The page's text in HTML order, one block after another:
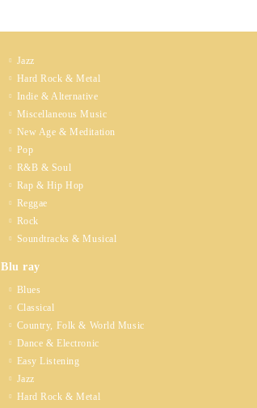
Jazz
Hard Rock & Metal
Indie & Alternative
Miscellaneous Music
New Age & Meditation
Pop
R&B & Soul
Rap & Hip Hop
Reggae
Rock
Soundtracks & Musical
Blu ray
Blues
Classical
Country, Folk & World Music
Dance & Electronic
Easy Listening
Jazz
Hard Rock & Metal